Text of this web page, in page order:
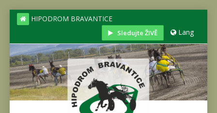
HIPODROM BRAVANTICE
Sledujte ŽIVĚ Lang